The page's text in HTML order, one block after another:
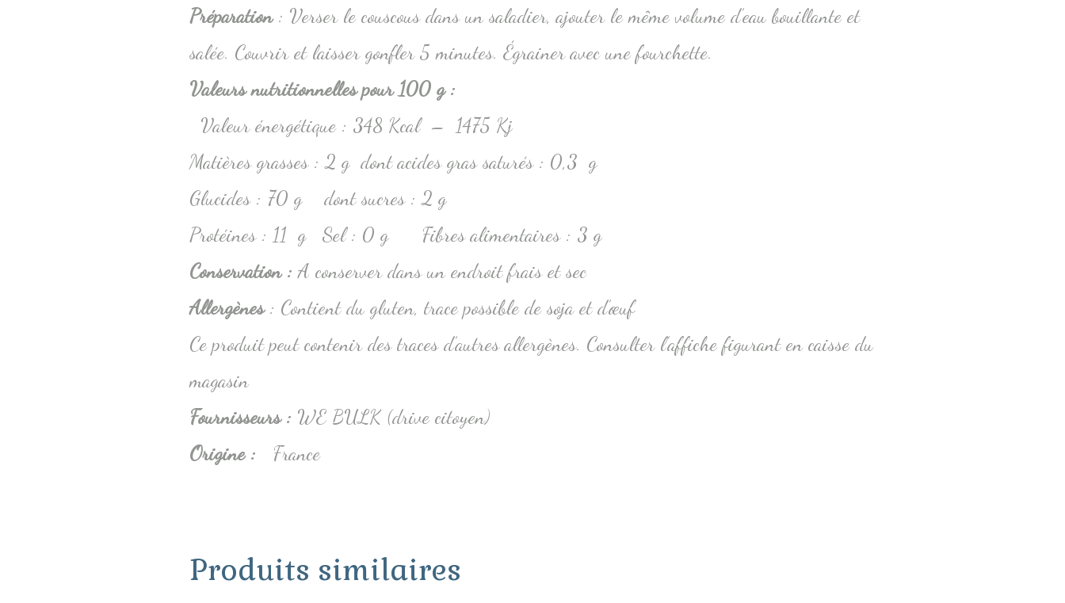
Préparation: Verser le couscous dans un saladier, ajouter le même volume d’eau bouillante et
salée. Couvrir et laisser gonfler 5 minutes. Égrainer avec une fourchette.
Valeurs nutritionnelles pour 100 g :
Valeur énergétique : 348 Kcal – 1475 Kj
Matières grasses : 2 g dont acides gras saturés : 0,3 g
Glucides : 70 g dont sucres : 2 g
Protéines : 11 g Sel : 0 g Fibres alimentaires : 3 g
Conservation :A conserver dans un endroit frais et sec
Allergènes : Contient du gluten, trace possible de soja et d’œuf
Ce produit peut contenir des traces d’autres allergènes. Consulter l’affiche figurant en caisse du
magasin
Fournisseurs : WE BULK (drive citoyen)
Origine :
France
Produits similaires